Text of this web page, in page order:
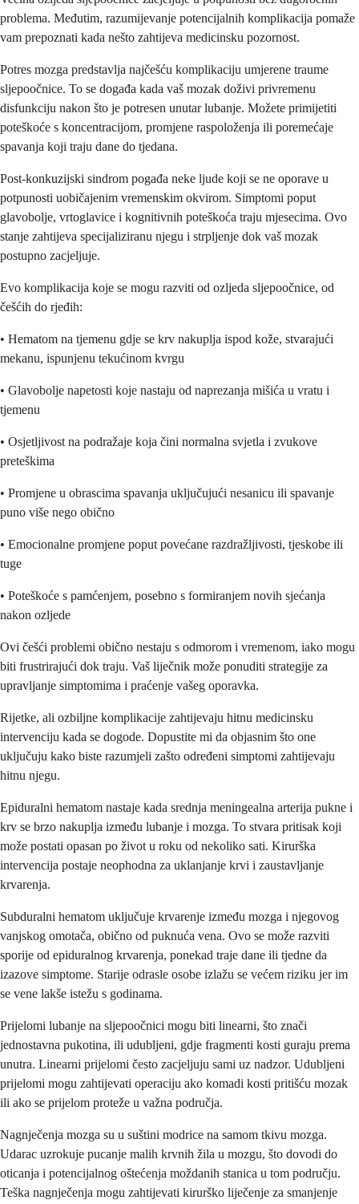
problema. Međutim, razumijevanje potencijalnih komplikacija pomaže
vam prepoznati kada nešto zahtijeva medicinsku pozornost.
Potres mozga predstavlja najčešću komplikaciju umjerene traume
sljepoočnice. To se događa kada vaš mozak doživi privremenu
disfunkciju nakon što je potresen unutar lubanje. Možete primijetiti
poteškoće s koncentracijom, promjene raspoloženja ili poremećaje
spavanja koji traju dane do tjedana.
Post-konkuzijski sindrom pogađa neke ljude koji se ne oporave u
potpunosti uobičajenim vremenskim okvirom. Simptomi poput
glavobolje, vrtoglavice i kognitivnih poteškoća traju mjesecima. Ovo
stanje zahtijeva specijaliziranu njegu i strpljenje dok vaš mozak
postupno zacjeljuje.
Evo komplikacija koje se mogu razviti od ozljeda sljepoočnice, od
češćih do rjeđih:
• Hematom na tjemenu gdje se krv nakuplja ispod kože, stvarajući
mekanu, ispunjenu tekućinom kvrgu
• Glavobolje napetosti koje nastaju od naprezanja mišića u vratu i
tjemenu
• Osjetljivost na podražaje koja čini normalna svjetla i zvukove
preteškima
• Promjene u obrascima spavanja uključujući nesanicu ili spavanje
puno više nego obično
• Emocionalne promjene poput povećane razdražljivosti, tjeskobe ili
tuge
• Poteškoće s pamćenjem, posebno s formiranjem novih sjećanja
nakon ozljede
Ovi češći problemi obično nestaju s odmorom i vremenom, iako mogu
biti frustrirajući dok traju. Vaš liječnik može ponuditi strategije za
upravljanje simptomima i praćenje vašeg oporavka.
Rijetke, ali ozbiljne komplikacije zahtijevaju hitnu medicinsku
intervenciju kada se dogode. Dopustite mi da objasnim što one
uključuju kako biste razumjeli zašto određeni simptomi zahtijevaju
hitnu njegu.
Epiduralni hematom nastaje kada srednja meningealna arterija pukne i
krv se brzo nakuplja između lubanje i mozga. To stvara pritisak koji
može postati opasan po život u roku od nekoliko sati. Kirurška
intervencija postaje neophodna za uklanjanje krvi i zaustavljanje
krvarenja.
Subduralni hematom uključuje krvarenje između mozga i njegovog
vanjskog omotača, obično od puknuća vena. Ovo se može razviti
sporije od epiduralnog krvarenja, ponekad traje dane ili tjedne da
izazove simptome. Starije odrasle osobe izlažu se većem riziku jer im
se vene lakše istežu s godinama.
Prijelomi lubanje na sljepoočnici mogu biti linearni, što znači
jednostavna pukotina, ili udubljeni, gdje fragmenti kosti guraju prema
unutra. Linearni prijelomi često zacjeljuju sami uz nadzor. Udubljeni
prijelomi mogu zahtijevati operaciju ako komadi kosti pritišću mozak
ili ako se prijelom proteže u važna područja.
Nagnječenja mozga su u suštini modrice na samom tkivu mozga.
Udarac uzrokuje pucanje malih krvnih žila u mozgu, što dovodi do
oticanja i potencijalnog oštećenja moždanih stanica u tom području.
Teška nagnječenja mogu zahtijevati kirurško liječenje za smanjenje